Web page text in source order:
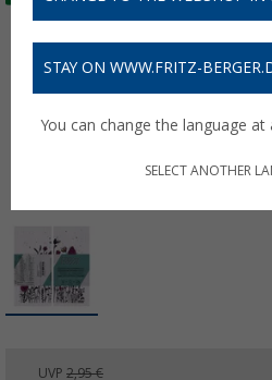
UVP 2,95 €
STAY ON WWW.FRITZ-
You can change the language
SELECT ANOTHER